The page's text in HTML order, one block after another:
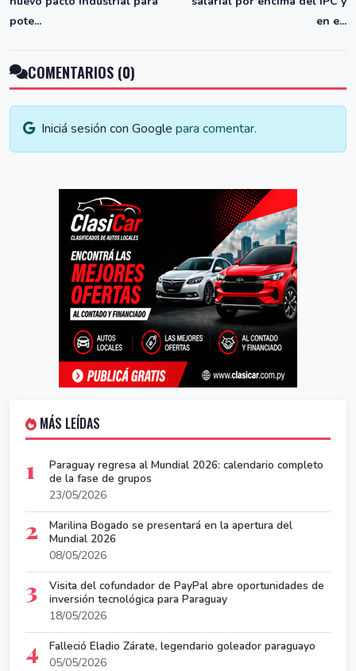
pote...
en e...
COMENTARIOS (0)
Iniciá sesión con Google para comentar.
MÁS LEÍDAS
1
Paraguay regresa al Mundial 2026: calendario completo
de la fase de grupos
23/05/2026
2
Marilina Bogado se presentará en la apertura del
Mundial 2026
08/05/2026
3
Visita del cofundador de PayPal abre oportunidades de
inversión tecnológica para Paraguay
18/05/2026
4
Falleció Eladio Zárate, legendario goleador paraguayo
05/05/2026